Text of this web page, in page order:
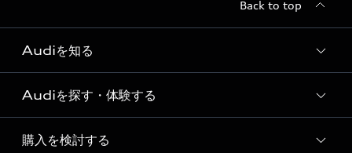
Back to top
Audiを知る
Audi ブランド
Story of Progress
Audiを探す・体験する
ディーラー検索
購入を検討する